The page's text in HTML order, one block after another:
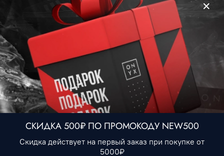
Жилет Corteiz #2 • Серый
3 490 ₽
Нет в наличии
В избранное
Описание
СКИДКА 500₽ ПО ПРОМОКОДУ NEW500
Скидка действует на первый заказ при покупке от
5000₽